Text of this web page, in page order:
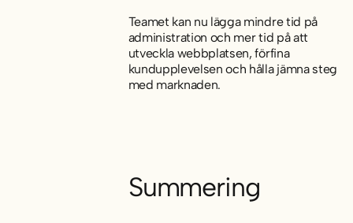
Teamet kan nu lägga mindre tid på
administration och mer tid på att
utveckla webbplatsen, förfina
kundupplevelsen och hålla jämna steg
med marknaden.
Summering